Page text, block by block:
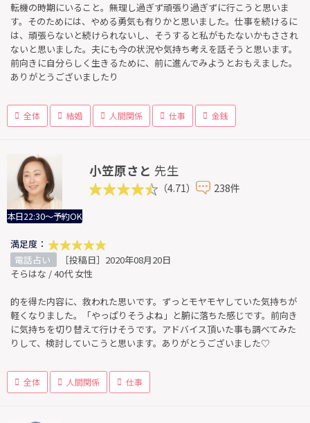
転機の時期にいること。無理し過ぎず頑張り過ぎずに行こうと思いま
す。そのためには、やめる勇気も有りかと思いました。仕事を続けるに
は、頑張らないと続けられないし、そうすると私がもたないかもさされ
ないと思いました。夫にも今の状況や気持ち考えを話そうと思います。
前向きに自分らしく生きるために、前に進んでみようとおもえました。
ありがとうございましたり
全体 結婚 人間関係 仕事 金銭
本日22:30～予約OK
小笠原さと 先生
（4.71） 238件
満足度：
電話占い
［投稿日］2020年08月20日
そらはな / 40代 女性
的を得た内容に、救われた思いです。ずっとモヤモヤしていた気持ちが
軽くなりました。「やっぱりそうよね」と腑に落ちた感じです。前向き
に気持ちを切り替えて行けそうです。アドバイス頂いた事も調べてみた
りして、検討していこうと思います。ありがとうございました♡
全体 人間関係 仕事